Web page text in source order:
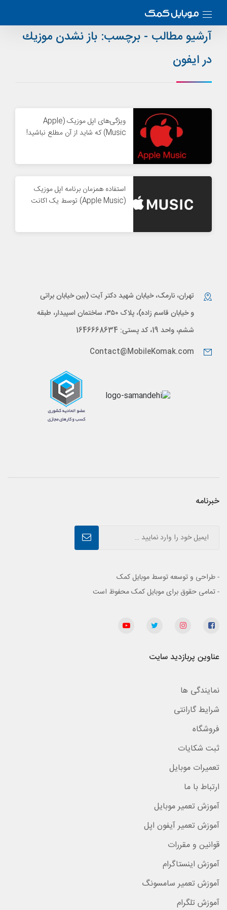
آرشیو مطالب - برچسب: باز نشدن موزيك
در ايفون
ویژگی‌های اپل موزیک (Apple
Music) که شاید از آن مطلع نباشید!
استفاده همزمان برنامه اپل موزیک
(Apple Music) توسط یک اکانت
تهران، نارمک، خیابان شهید دکتر آیت (بین خیابان براتی
و خیابان قاسم زاده)، پلاک ۳۵۰، ساختمان اسپیدار، طبقه
ششم، واحد 19، کد پستی: 1646668634
Contact@MobileKomak.com
خبرنامه
- طراحی و توسعه توسط موبایل کمک
- تمامی حقوق برای موبایل کمک محفوظ است
عناوین پربازدید سایت
نمایندگی ها
شرایط گارانتی
فروشگاه
ثبت شکایات
تعمیرات موبایل
ارتباط با ما
آموزش تعمیر موبایل
آموزش تعمیر آیفون اپل
قوانین و مقررات
آموزش اینستاگرام
آموزش تعمیر سامسونگ
آموزش تلگرام